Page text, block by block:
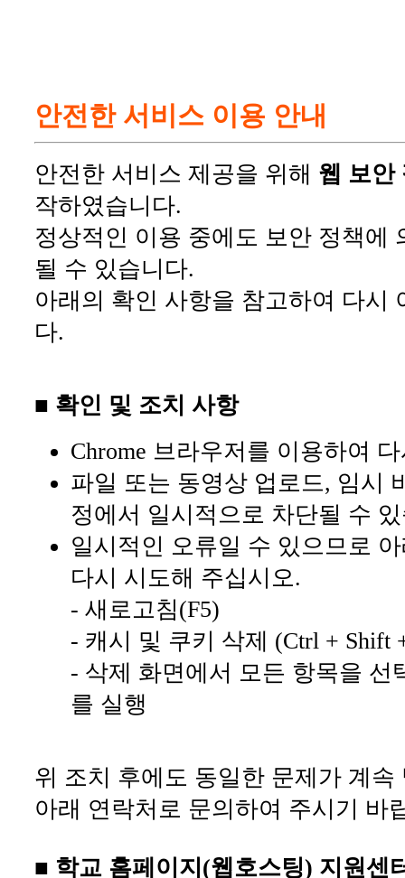
안전한 서비스 이용 안내
안전한 서비스 제공을 위해 웹 보안
작하였습니다.
정상적인 이용 중에도 보안 정책에
될 수 있습니다.
아래의 확인 사항을 참고하여 다시
다.
■ 확인 및 조치 사항
Chrome 브라우저를 이용하여
파일 또는 동영상 업로드, 임시
정에서 일시적으로 차단될 수
일시적인 오류일 수 있으므로
다시 시도해 주십시오.
- 새로고침(F5)
- 캐시 및 쿠키 삭제 (Ctrl + Shift
- 삭제 화면에서 모든 항목을 선
를 실행
위 조치 후에도 동일한 문제가 계속
아래 연락처로 문의하여 주시기 바
■ 학교 홈페이지(웹호스팅) 지원센